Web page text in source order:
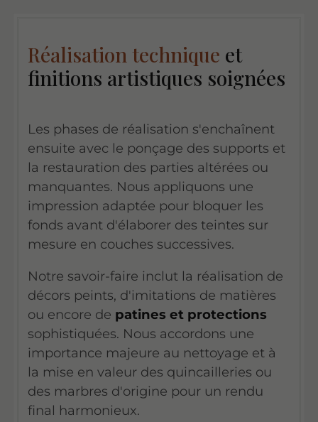
Réalisation technique et
finitions artistiques soignées
Les phases de réalisation s'enchaînent
ensuite avec le ponçage des supports et
la restauration des parties altérées ou
manquantes. Nous appliquons une
impression adaptée pour bloquer les
fonds avant d'élaborer des teintes sur
mesure en couches successives.
Notre savoir-faire inclut la réalisation de
décors peints, d'imitations de matières
ou encore de patines et protections
sophistiquées. Nous accordons une
importance majeure au nettoyage et à
la mise en valeur des quincailleries ou
des marbres d'origine pour un rendu
final harmonieux.